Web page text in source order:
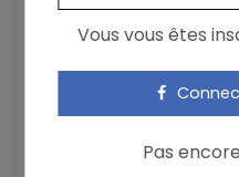
LATEST POSTS
Vous vous êtes
Pas